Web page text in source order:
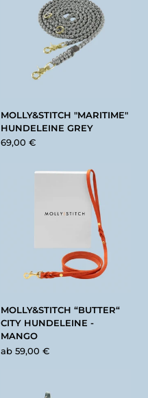
MOLLY&STITCH "MARITIME"
HUNDELEINE GREY
69,00 €
MOLLY&STITCH “BUTTER“
CITY HUNDELEINE -
MANGO
ab 59,00 €